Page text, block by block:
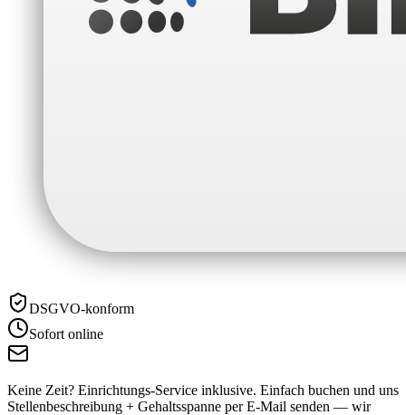
DSGVO-konform
Sofort online
Keine Zeit? Einrichtungs-Service inklusive. Einfach buchen und uns
Stellenbeschreibung + Gehaltsspanne per E-Mail senden — wir